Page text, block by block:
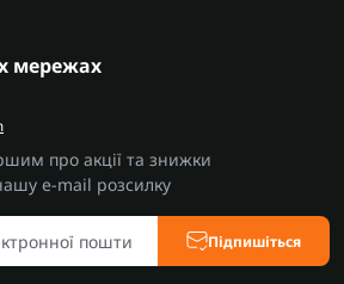
мережах
про акції та знижки
e-mail розсилку
Підпишіться